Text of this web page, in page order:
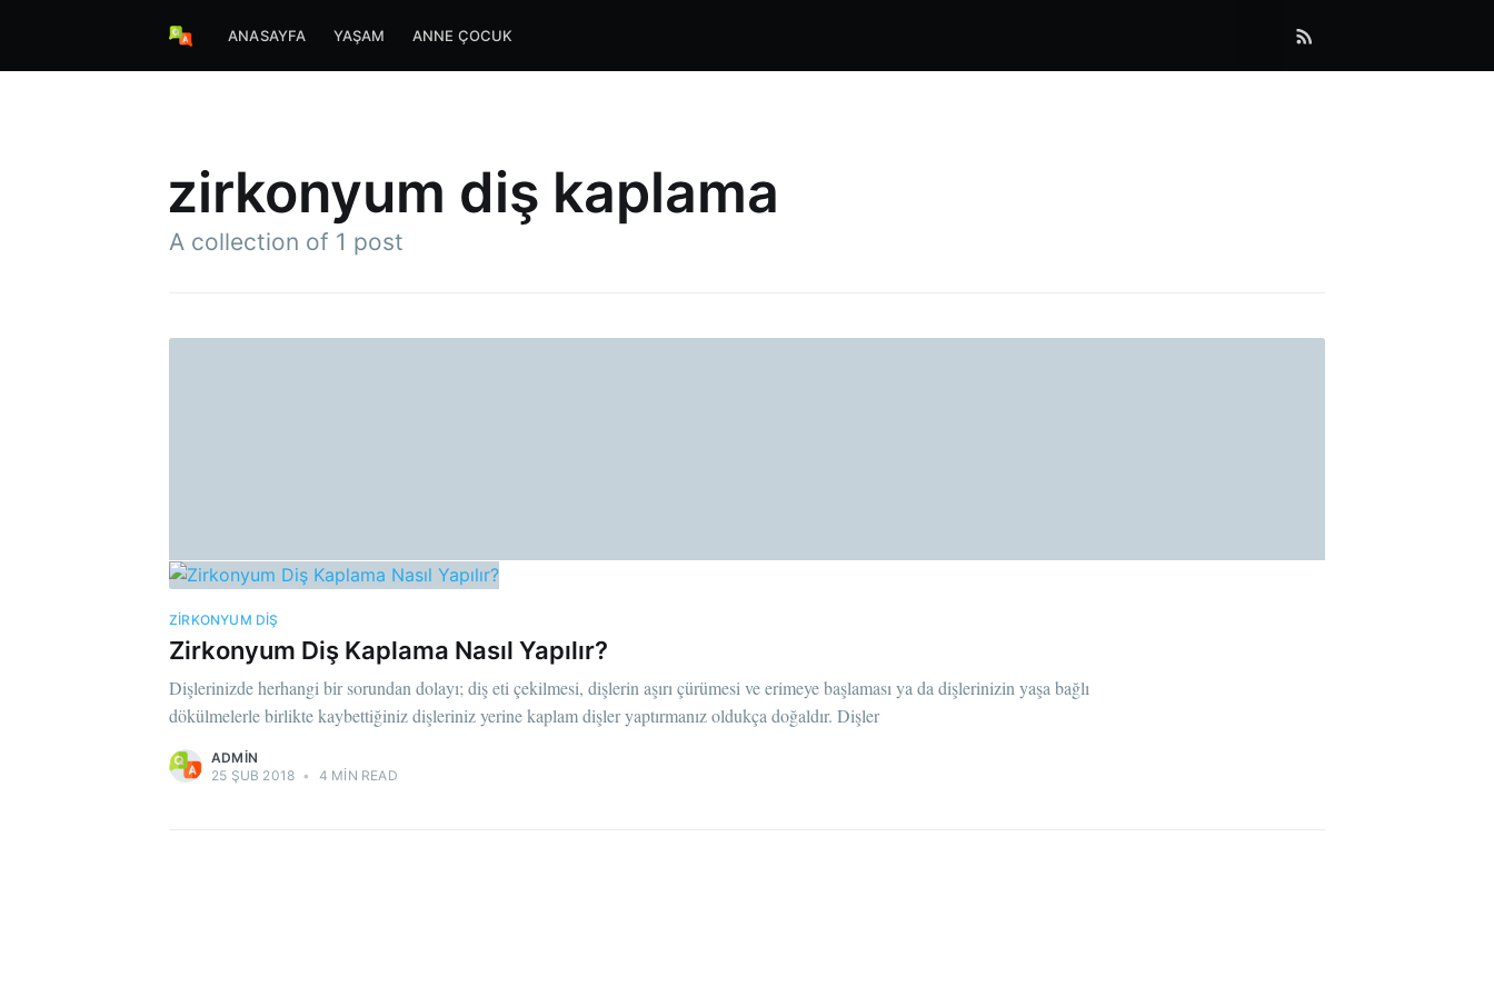
ANASAYFA YAŞAM ANNE ÇOCUK
zirkonyum diş kaplama
A collection of 1 post
ZIRKONYUM DIŞ
Zirkonyum Diş Kaplama Nasıl Yapılır?
Dişlerinizde herhangi bir sorundan dolayı; diş eti çekilmesi, dişlerin aşırı çürümesi ve erimeye başlaması ya da dişlerinizin yaşa bağlı
dökülmelerle birlikte kaybettiğiniz dişleriniz yerine kaplam dişler yaptırmanız oldukça doğaldır. Dişler
ADMIN
25 ŞUB 2018 • 4 MIN READ